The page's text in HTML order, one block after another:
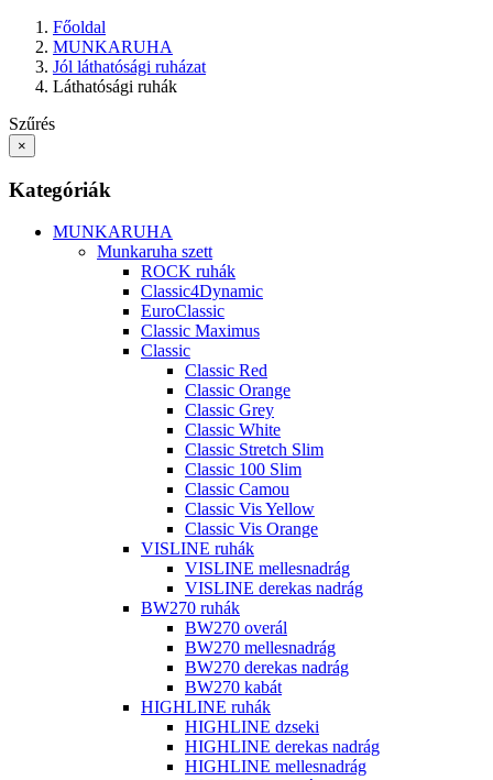
Főoldal
MUNKARUHA
Jól láthatósági ruházat
Láthatósági ruhák
Szűrés
×
Kategóriák
MUNKARUHA
Munkaruha szett
ROCK ruhák
Classic4Dynamic
EuroClassic
Classic Maximus
Classic
Classic Red
Classic Orange
Classic Grey
Classic White
Classic Stretch Slim
Classic 100 Slim
Classic Camou
Classic Vis Yellow
Classic Vis Orange
VISLINE ruhák
VISLINE mellesnadrág
VISLINE derekas nadrág
BW270 ruhák
BW270 overál
BW270 mellesnadrág
BW270 derekas nadrág
BW270 kabát
HIGHLINE ruhák
HIGHLINE dzseki
HIGHLINE derekas nadrág
HIGHLINE mellesnadrág